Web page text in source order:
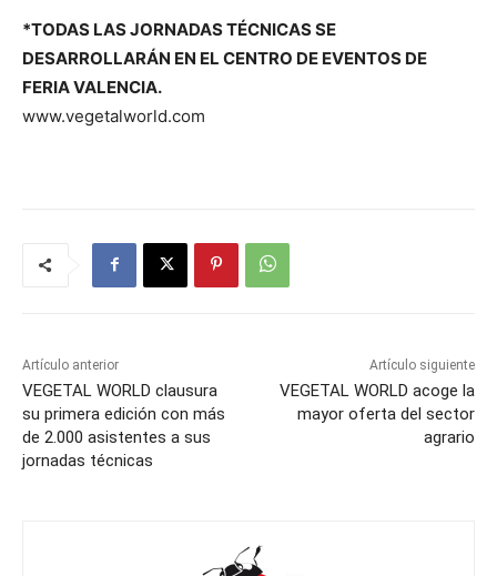
*TODAS LAS JORNADAS TÉCNICAS SE
DESARROLLARÁN EN EL CENTRO DE EVENTOS DE
FERIA VALENCIA.
www.vegetalworld.com
Artículo anterior
VEGETAL WORLD clausura
su primera edición con más
de 2.000 asistentes a sus
jornadas técnicas
Artículo siguiente
VEGETAL WORLD acoge la
mayor oferta del sector
agrario